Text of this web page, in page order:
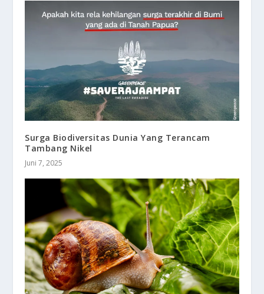
Surga Biodiversitas Dunia Yang Terancam
Tambang Nikel
Juni 7, 2025